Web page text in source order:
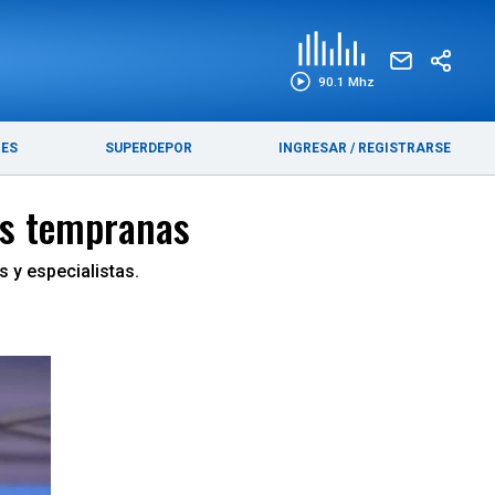
90.1 Mhz
SUPERDEPOR INGRESAR / REGISTRARSE
tempranas
y especialistas.